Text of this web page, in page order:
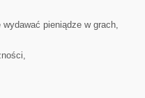
pieniądze w grach,